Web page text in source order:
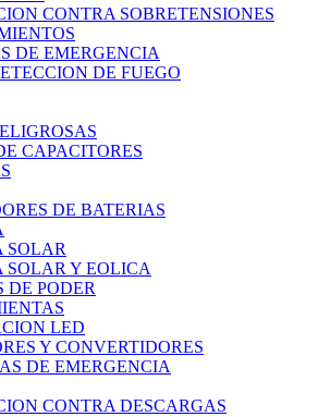
CONTRA SOBRETENSIONES
DE EMERGENCIA
DE FUEGO
CAPACITORES
DE BATERIAS
SOLAR
SOLAR Y EOLICA
DE PODER
LED
Y CONVERTIDORES
DE EMERGENCIA
CONTRA DESCARGAS